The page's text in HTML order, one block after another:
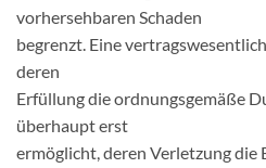
vorhersehbaren Schaden
begrenzt. Eine
deren
Erfüllung die ordnungsgemäße
überhaupt erst
ermöglicht, deren Verletzung die